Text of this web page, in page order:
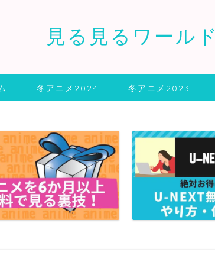
見る見るワールド
冬アニメ2024 冬アニメ2023